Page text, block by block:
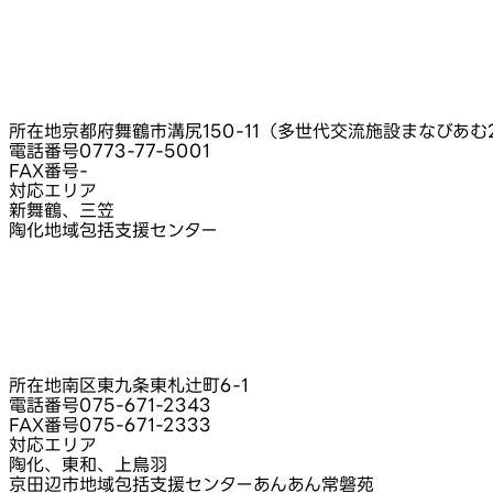
所在地京都府舞鶴市溝尻150-11（多世代交流施設まなびあ
電話番号0773-77-5001
FAX番号-
対応エリア
新舞鶴、三笠
陶化地域包括支援センター
所在地南区東九条東札辻町6-1
電話番号075-671-2343
FAX番号075-671-2333
対応エリア
陶化、東和、上鳥羽
京田辺市地域包括支援センターあんあん常磐苑